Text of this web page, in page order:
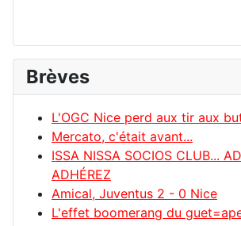
Brèves
L'OGC Nice perd aux tir aux
Mercato, c'était avant...
ISSA NISSA SOCIOS CLUB...
ADHÉREZ
Amical, Juventus 2 - 0 Nice
L'effet boomerang du